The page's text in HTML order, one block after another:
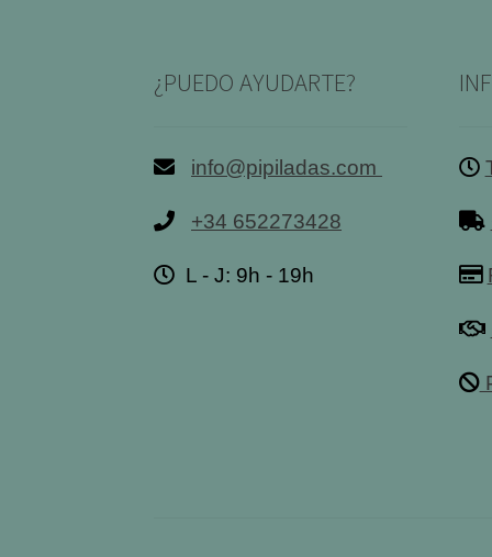
¿PUEDO AYUDARTE?
info@pipiladas.com
+34 652273428
L - J: 9h - 19h